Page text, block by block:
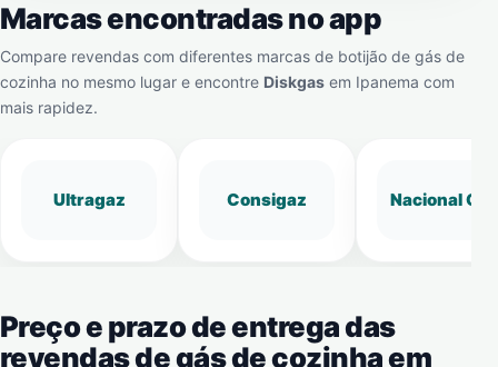
Marcas encontradas no app
Compare revendas com diferentes marcas de botijão de gás de
cozinha no mesmo lugar e encontre Diskgas em Ipanema com
mais rapidez.
Ultragaz Consigaz Nacional Gás
Preço e prazo de entrega das
revendas de gás de cozinha em